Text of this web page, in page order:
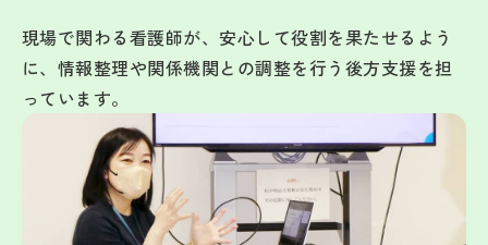
現場で関わる看護師が、安心して役割を果たせるよう
に、情報整理や関係機関との調整を行う後方支援を担
っています。